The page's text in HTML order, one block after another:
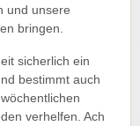
und unsere
bringen.
sicherlich ein
bestimmt auch
verhelfen. Ach